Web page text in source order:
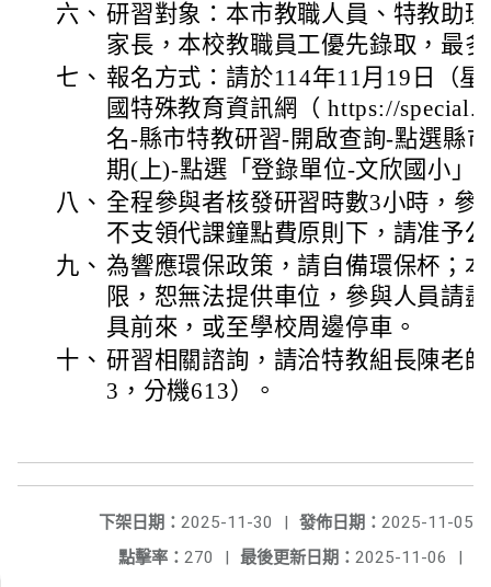
六、 研習對象：本市教職人員、特教助
家長，本校教職員工優先錄取，最
七、 報名方式：請於114年11月19日（
國特殊教育資訊網（ https://
名-縣市特教研習-開啟查詢-點選縣
期(上)-點選「登錄單位-文欣國小」
八、 全程參與者核發研習時數3小時，參
不支領代課鐘點費原則下，請准予
九、 為響應環保政策，請自備環保杯；
限，恕無法提供車位，參與人員請
具前來，或至學校周邊停車。
十、 研習相關諮詢，請洽特教組長陳老
3，分機613）。
發佈日期： 2025-11-05
下架日期： 2025-11-30
|
最後更新日期： 2025-11-06 |
點擊率： 270 |